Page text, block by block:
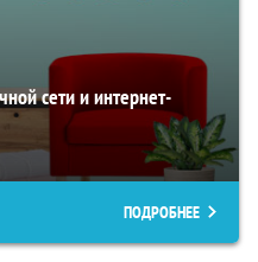
сети и интернет-
ПОДРОБНЕЕ